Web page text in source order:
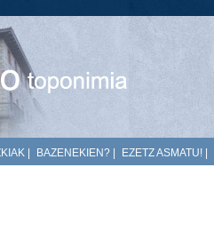
BAZENEKIEN? EZETZ ASMATU!